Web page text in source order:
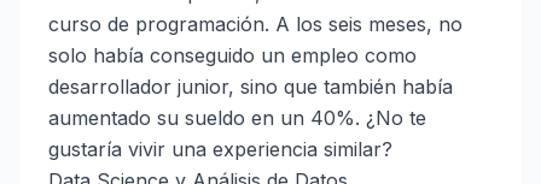
curso de programación. A los seis meses, no
solo había conseguido un empleo como
desarrollador junior, sino que también había
aumentado su sueldo en un 40%. ¿No te
gustaría vivir una experiencia similar?